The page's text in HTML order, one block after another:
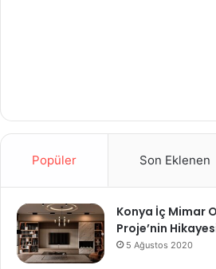
Popüler Son Eklenen
Konya İç Mimar
Proje’nin
5 Ağustos 2020